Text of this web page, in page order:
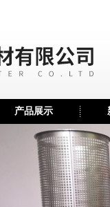
产品展示